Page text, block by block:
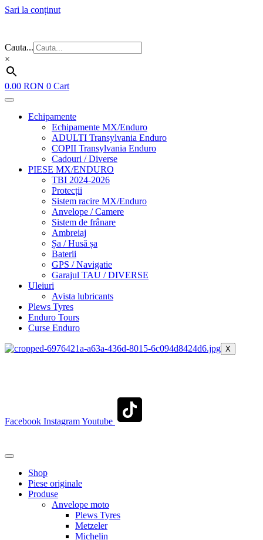
Sari la conținut
Cauta...
×
0.00 RON 0 Cart
Echipamente
Echipamente MX/Enduro
ADULTI Transylvania Enduro
COPII Transylvania Enduro
Cadouri / Diverse
PIESE MX/ENDURO
TBI 2024-2026
Protecții
Sistem racire MX/Enduro
Anvelope / Camere
Sistem de frânare
Ambreiaj
Șa / Husă șa
Baterii
GPS / Navigatie
Garajul TAU / DIVERSE
Uleiuri
Avista lubricants
Plews Tyres
Enduro Tours
Curse Enduro
X
Facebook InstagramYoutube
Shop
Piese originale
Produse
Anvelope moto
Plews Tyres
Metzeler
Michelin